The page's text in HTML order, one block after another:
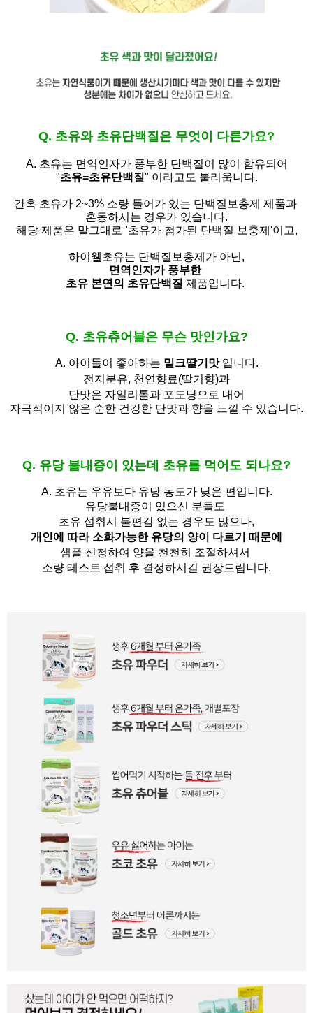
Q. 초유와 초유단백질은 무엇이 다른가요?
A. 초유는 면역인자가 풍부한 단백질이 많이 함유되어
"초유=초유단백질" 이라고도 불리웁니다.
간혹 초유가 2~3% 소량 들어가 있는 단백질보충제 제품과
혼동하시는 경우가 있습니다.
해당 제품은 말그대로 '초유가 첨가된 단백질 보충제'이고,
하이웰초유는 단백질보충제가 아닌,
면역인자가 풍부한
초유 본연의 초유단백질 제품입니다.
Q. 초유츄어블은 무슨 맛인가요?
A. 아이들이 좋아하는 밀크딸기맛입니다.
전지분유, 천연향료(딸기향)과
단맛은 자일리톨과 포도당으로 내어
자극적이지 않은 순한 건강한 단맛과 향을 느낄 수 있습니다.
Q. 유당 불내증이 있는데 초유를 먹어도 되나요?
A. 초유는 우유보다 유당 농도가 낮은 편입니다.
유당불내증이 있으신 분들도
초유 섭취시 불편감 없는 경우도 많으나,
개인에 따라 소화가능한 유당의 양이 다르기 때문에
샘플 신청하여 양을 천천히 조절하셔서
소량 테스트 섭취 후 결정하시길 권장드립니다.